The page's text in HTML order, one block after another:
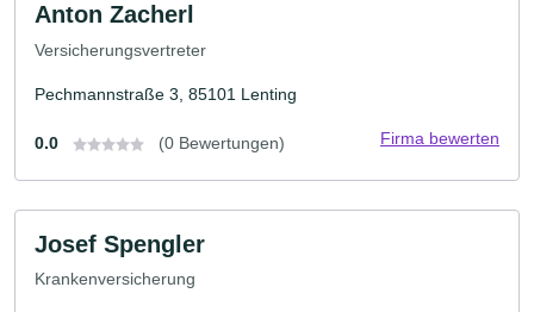
Anton Zacherl
Versicherungsvertreter
Pechmannstraße 3, 85101 Lenting
0.0 (0 Bewertungen) Firma bewerten
Josef Spengler
Krankenversicherung